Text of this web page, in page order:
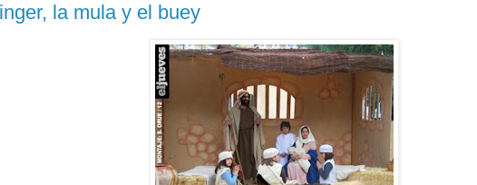
la mula y el buey